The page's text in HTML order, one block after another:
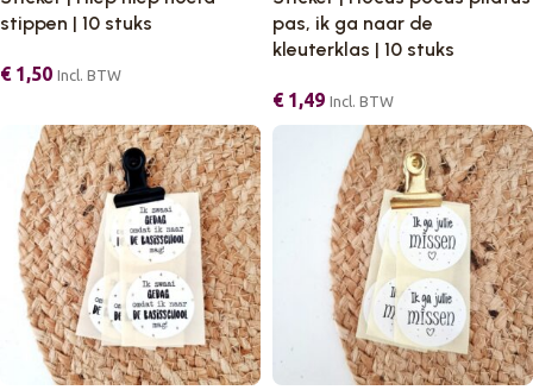
stippen | 10 stuks
€1,50 Incl. BTW
pas, ik ga naar de
kleuterklas | 10 stuks
€1,49 Incl. BTW